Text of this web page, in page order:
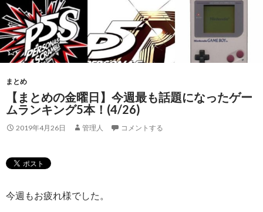
ス
キ
ッ
プ
まとめ
【まとめの金曜日】今週最も話題になったゲー
ムランキング5本！(4/26)
2019年4月26日 管理人 コメントする
今週もお疲れ様でした。